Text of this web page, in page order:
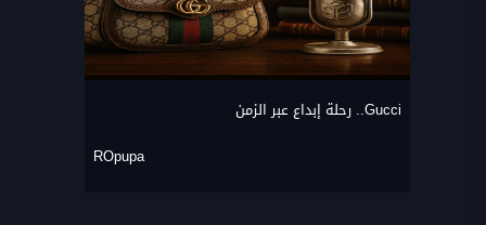
Gucci.. رحلة إبداع عبر الزمن
ROpupa